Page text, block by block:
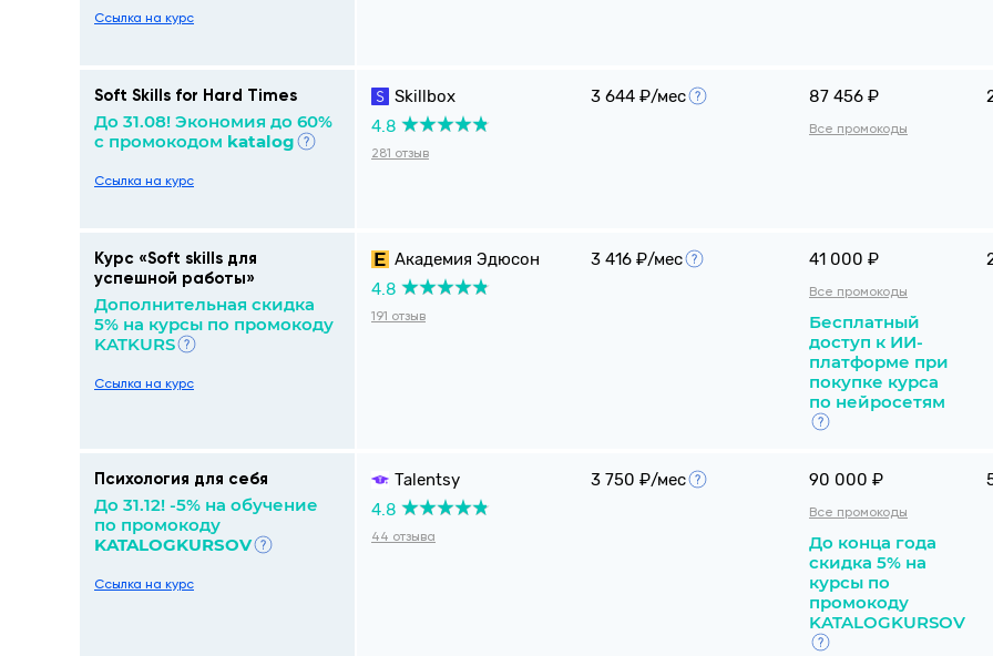
Ссылка на курс
Soft Skills for Hard Times
До 31.08! Экономия до 60%
с промокодом katalog
Ссылка на курс
Skillbox
4.8
281 отзыв
3 644 ₽/мес 87 456 ₽
Все промокоды
Курс «Soft skills для
успешной работы»
Дополнительная скидка
5% на курсы по промокоду
KATKURS
Ссылка на курс
Академия Эдюсон
4.8
191 отзыв
3 416 ₽/мес 41 000 ₽
Все промокоды
Бесплатный
доступ к ИИ-
платформе при
покупке курса
по нейросетям
Психология для себя
До 31.12! -5% на обучение
по промокоду
KATALOGKURSOV
Ссылка на курс
Talentsy
4.8
44 отзыва
3 750 ₽/мес 90 000 ₽
Все промокоды
До конца года
скидка 5% на
курсы по
промокоду
KATALOGKURSOV